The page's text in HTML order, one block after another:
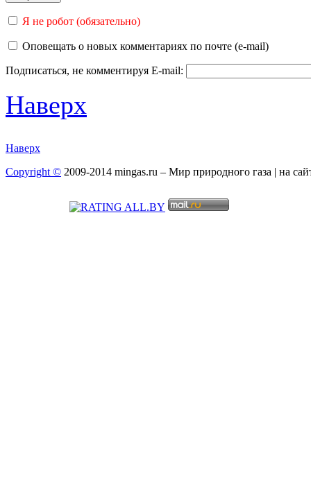
Я не робот (обязательно)
Оповещать о новых комментариях по почте (e-mail)
Подписаться, не комментируя E-mail:
Наверх
Наверх
Copyright © 2009-2014 mingas.ru – Мир природного газа | на